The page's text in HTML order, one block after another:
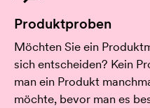
Produktproben
Möchten Sie ein
sich entscheiden? Kein
man ein Produkt
möchte, bevor man es